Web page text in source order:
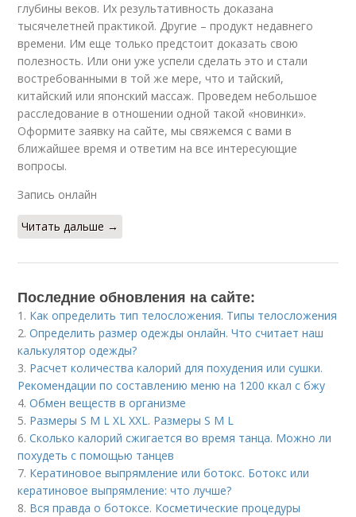
глубины веков. Их результативность доказана
тысячелетней практикой. Другие – продукт недавнего
времени. Им еще только предстоит доказать свою
полезность. Или они уже успели сделать это и стали
востребованными в той же мере, что и тайский,
китайский или японский массаж. Проведем небольшое
расследование в отношении одной такой «новинки».
Оформите заявку на сайте, мы свяжемся с вами в
ближайшее время и ответим на все интересующие
вопросы.
Запись онлайн
Читать дальше →
Последние обновления на сайте:
1. Как определить тип телосложения. Типы телосложения
2.Определить размер одежды онлайн. Что считает наш
калькулятор одежды?
3. Расчет количества калорий для похудения или сушки.
Рекомендации по составлению меню на 1200 ккал с бжу
4.Обмен веществ в организме
5. Размеры S M L XL XXL. Размеры S M L
6.Сколько калорий сжигается во время танца. Можно ли
похудеть с помощью танцев
7. Кератиновое выпрямление или ботокс. Ботокс или
кератиновое выпрямление: что лучше?
8. Вся правда о ботоксе. Косметические процедуры